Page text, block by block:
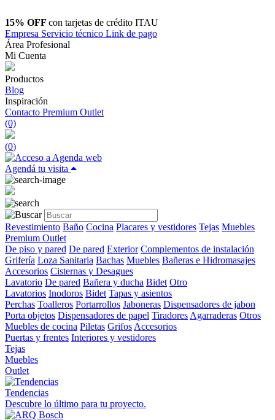
15% OFF con tarjetas de crédito ITAU
Empresa Servicio técnico Link de pago
Área Profesional
Mi Cuenta
Productos
Blog
Inspiración
Contacto Premium Outlet
(0)
(0)
Agendá tu visita
Revestimiento Baño Cocina Placares y vestidores Tejas Muebles
Premium Outlet
De piso y pared De pared Exterior Complementos de instalación
Grifería Loza Sanitaria Bachas Muebles Bañeras e Hidromasajes
Accesorios Cisternas y Desagues
Lavatorio De pared Bañera y ducha Bidet Otro
Lavatorios Inodoros Bidet Tapas y asientos
Perchas Toalleros Portarrollos Jaboneras Dispensadores de jabon
Porta objetos Dispensadores de papel Tiradores Agarraderas Otros
Muebles de cocina Piletas Grifos Accesorios
Puertas y frentes Interiores y vestidores
Tejas
Muebles
Outlet
Tendencias
Descubre lo último para tu proyecto.